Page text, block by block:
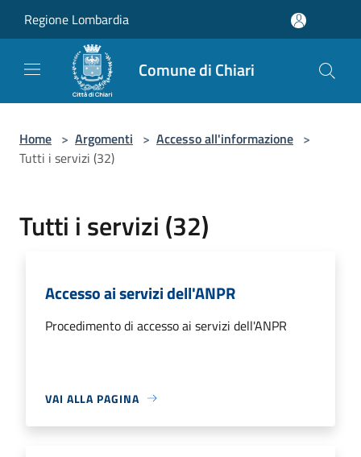
Regione Lombardia
Comune di Chiari
Home > Argomenti > Accesso all'informazione >
Tutti i servizi (32)
Tutti i servizi (32)
Accesso ai servizi dell'ANPR
Procedimento di accesso ai servizi dell'ANPR
VAI ALLA PAGINA